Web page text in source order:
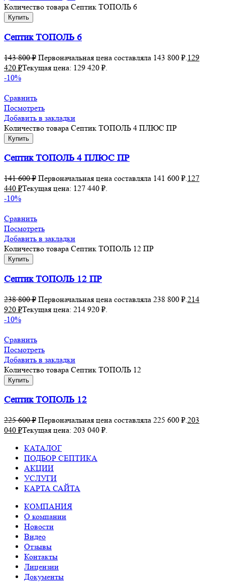
Количество товара Септик ТОПОЛЬ 6
Купить
Септик ТОПОЛЬ 6
143 800₽ Первоначальная цена составляла 143 800 ₽. 129
420 ₽Текущая цена: 129 420 ₽.
-10%
Сравнить
Посмотреть
Добавить в закладки
Количество товара Септик ТОПОЛЬ 4 ПЛЮС ПР
Купить
Септик ТОПОЛЬ 4 ПЛЮС ПР
141 600₽ Первоначальная цена составляла 141 600 ₽.127
440 ₽Текущая цена: 127 440 ₽.
-10%
Сравнить
Посмотреть
Добавить в закладки
Количество товара Септик ТОПОЛЬ 12 ПР
Купить
Септик ТОПОЛЬ 12 ПР
238 800₽ Первоначальная цена составляла 238 800 ₽. 214
920 ₽Текущая цена: 214 920 ₽.
-10%
Сравнить
Посмотреть
Добавить в закладки
Количество товара Септик ТОПОЛЬ 12
Купить
Септик ТОПОЛЬ 12
225 600₽ Первоначальная цена составляла 225 600 ₽.203
040 ₽Текущая цена: 203 040 ₽.
КАТАЛОГ
ПОДБОР СЕПТИКА
АКЦИИ
УСЛУГИ
КАРТА САЙТА
КОМПАНИЯ
О компании
Новости
Видео
Отзывы
Контакты
Лицензии
Документы